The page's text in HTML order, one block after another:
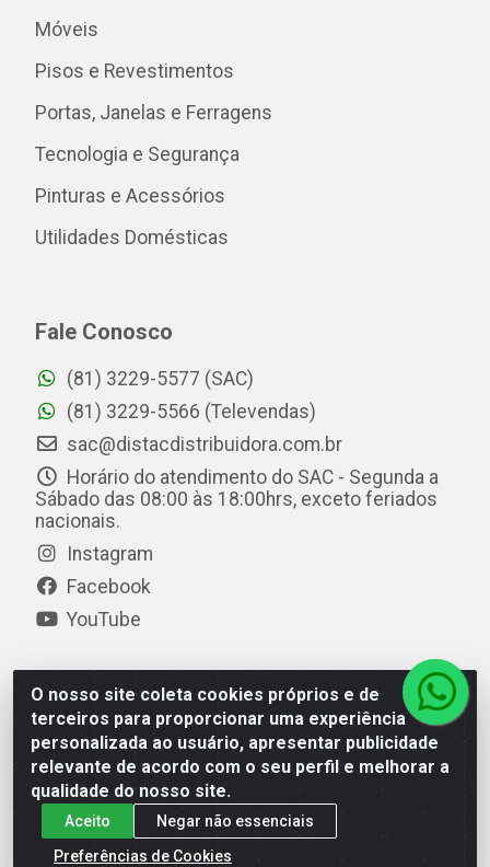
O nosso site coleta cookies próprios e de
terceiros para proporcionar uma experiência
personalizada ao usuário, apresentar publicidade
relevante de acordo com o seu perfil e melhorar a
qualidade do nosso site.
Aceito
Negar não essenciais
Preferências de Cookies
Móveis
Pisos e Revestimentos
Portas, Janelas e Ferragens
Tecnologia e Segurança
Pinturas e Acessórios
Utilidades Domésticas
Fale Conosco
(81) 3229-5577 (SAC)
(81) 3229-5566 (Televendas)
sac@distacdistribuidora.com.br
Horário do atendimento do SAC - Segunda a
Sábado das 08:00 às 18:00hrs, exceto feriados
nacionais.
Instagram
Facebook
YouTube
Distac Distribuidora - Av. Durval de Góes Monteiro, 7049
- Jardim Petrópolis - Maceió/AL - CEP 57061-000 - CNPJ
08.072.649/0001-20